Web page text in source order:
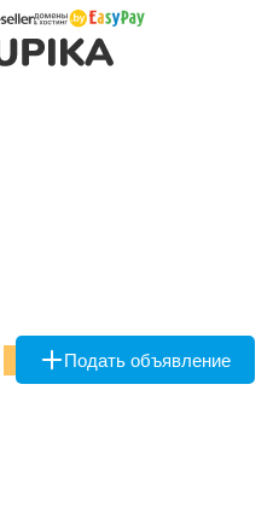
Подать объявление